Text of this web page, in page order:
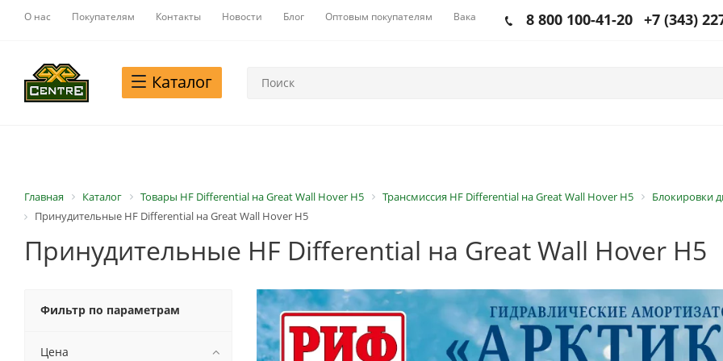
О нас Покупателям Контакты Новости Блог Оптовым покупателям Вакансии 8 800 100-41-20 +7 (343)
Каталог
Главная Каталог Товары HF Differential на Great Wall Hover H5 Трансмиссия HF Differential на Great Wall Hover H5
Блокировки
Принудительные HF Differential на Great Wall Hover H5
Принудительные HF Differential на Great Wall Hover H5
Фильтр по параметрам
Цена